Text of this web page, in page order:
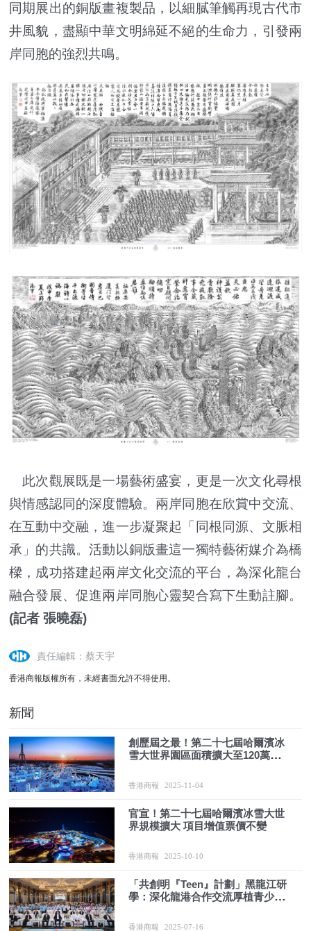
同期展出的銅版畫複製品，以細膩筆觸再現古代市
井風貌，盡顯中華文明綿延不絕的生命力，引發兩
岸同胞的強烈共鳴。
此次觀展既是一場藝術盛宴，更是一次文化尋根
與情感認同的深度體驗。兩岸同胞在欣賞中交流、
在互動中交融，進一步凝聚起「同根同源、文脈相
承」的共識。活動以銅版畫這一獨特藝術媒介為橋
樑，成功搭建起兩岸文化交流的平台，為深化龍台
融合發展、促進兩岸同胞心靈契合寫下生動註腳。
(記者 張曉磊)
責任編輯：蔡天宇
香港商報版權所有，未經書面允許不得使用。
新聞
創歷屆之最！第二十七屆哈爾濱冰
雪大世界園區面積擴大至120萬平
香港商報 2025-11-04
官宣！第二十七屆哈爾濱冰雪大世
界規模擴大 項目增值票價不變
香港商報 2025-10-10
「共創明『Teen』計劃」黑龍江研
學：深化龍港合作交流厚植青少年
香港商報 2025-07-16